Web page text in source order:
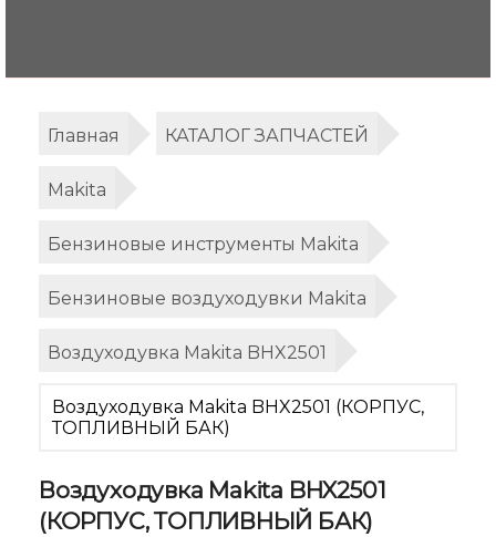
Главная КАТАЛОГ ЗАПЧАСТЕЙ
Makita
Бензиновые инструменты Makita
Бензиновые воздуходувки Makita
Воздуходувка Makita BHX2501
Воздуходувка Makita BHX2501 (КОРПУС,
ТОПЛИВНЫЙ БАК)
Воздуходувка Makita BHX2501
(КОРПУС, ТОПЛИВНЫЙ БАК)